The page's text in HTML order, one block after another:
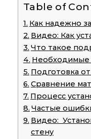
Table of
Как надежно
Видео: Как
Что такое
Необходимые
Подготовка
Сравнение
Процесс
Частые
Видео:
стену